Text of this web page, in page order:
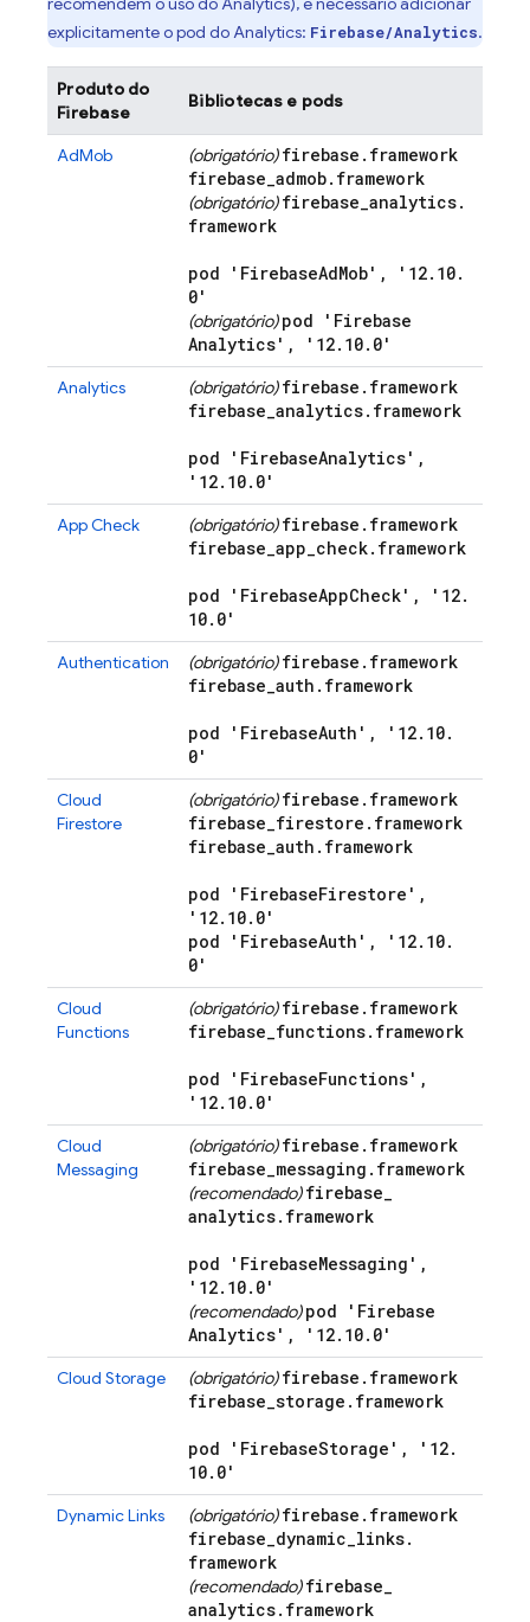
explicitamente o pod doAnalytics: Firebase/Analytics.
Produto do
Firebase
Bibliotecas e pods
AdMob (obrigatório) firebase . framework
firebase_admob. framework
(obrigatório) firebase_analytics.
framework
pod 'FirebaseAdMob' , '12. 10.
0'
(obrigatório) pod 'Firebase
Analytics' , '12. 10. 0'
Analytics (obrigatório) firebase . framework
firebase_analytics. framework
pod 'FirebaseAnalytics' ,
'12. 10. 0'
App Check (obrigatório) firebase . framework
firebase_app_check. framework
pod 'FirebaseAppCheck' , '12.
10. 0'
Authentication (obrigatório) firebase . framework
firebase_auth . framework
pod 'FirebaseAuth' , '12. 10.
0'
Cloud
Firestore
(obrigatório) firebase . framework
firebase_firestore . framework
firebase_auth . framework
pod 'FirebaseFirestore' ,
'12. 10. 0'
pod 'FirebaseAuth' , '12. 10.
0'
Cloud
Functions
(obrigatório) firebase . framework
firebase_functions. framework
pod 'FirebaseFunctions' ,
'12. 10. 0'
Cloud
Messaging
(obrigatório) firebase . framework
firebase_messaging . framework
(recomendado) firebase_
analytics. framework
pod 'FirebaseMessaging' ,
'12. 10. 0'
(recomendado) pod 'Firebase
Analytics' , '12. 10. 0'
Cloud Storage (obrigatório) firebase . framework
firebase_storage . framework
pod 'FirebaseStorage' , '12.
10. 0'
Dynamic Links (obrigatório) firebase . framework
firebase_dynamic_links.
framework
(recomendado) firebase_
analytics. framework